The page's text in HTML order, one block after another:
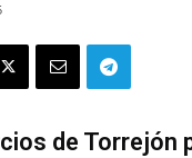
de Torrejón